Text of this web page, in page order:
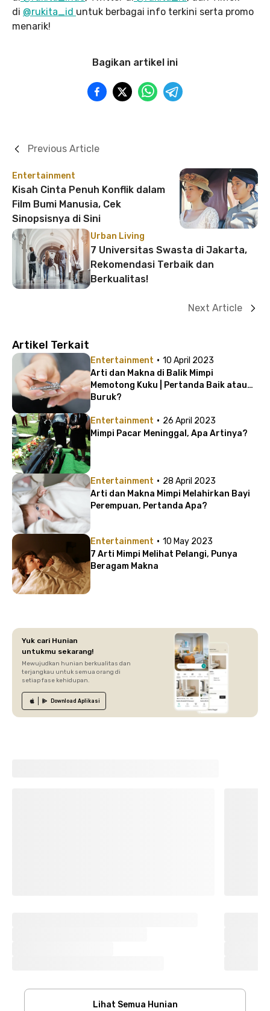
di @rukita_id untuk berbagai info terkini serta promo
menarik!
Bagikan artikel ini
Entertainment
Kisah Cinta Penuh Konflik dalam
Film Bumi Manusia, Cek
Sinopsisnya di Sini
Previous Article
Urban Living
7 Universitas Swasta di Jakarta,
Rekomendasi Terbaik dan
Berkualitas!
Next Article
Artikel Terkait
Entertainment · 10 April 2023
Arti dan Makna di Balik Mimpi
Memotong Kuku | Pertanda Baik atau
Buruk?
Entertainment · 26 April 2023
Mimpi Pacar Meninggal, Apa Artinya?
Entertainment · 28 April 2023
Arti dan Makna Mimpi Melahirkan Bayi
Perempuan, Pertanda Apa?
Entertainment · 10 May 2023
7 Arti Mimpi Melihat Pelangi, Punya
Beragam Makna
Yuk cari Hunian
untukmu sekarang!
Mewujudkan hunian berkualitas dan
terjangkau untuk semua orang di
setiap fase kehidupan.
Download Aplikasi
Lihat Semua Hunian